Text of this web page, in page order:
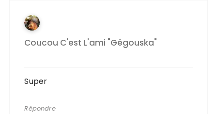
Coucou C'est L'ami "Gégouska"
Super
Répondre